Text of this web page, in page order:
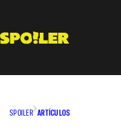
contenido
SPOILER ARTÍCULOS